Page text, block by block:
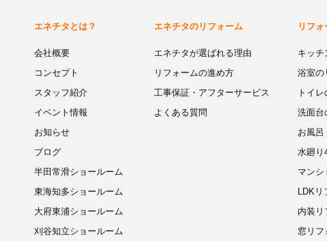
エネチタとは？
会社概要
コンセプト
スタッフ紹介
イベント情報
お知らせ
ブログ
半田常滑ショールーム
東海知多ショールーム
大府東浦ショールーム
刈谷知立ショールーム
エネチタのリフォーム
エネチタが選ばれる理由
リフォームの進め方
工事保証・アフターサービス
よくある質問
リフ
キッチ
浴室の
トイ
洗面台
お風呂
水廻り
マンシ
LDKリ
内装リ
窓リフ